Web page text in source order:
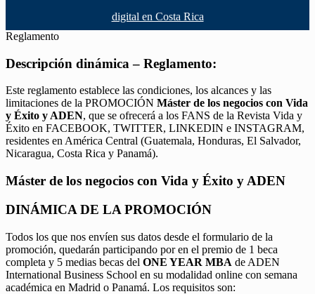
digital en Costa Rica
Reglamento
Descripción dinámica – Reglamento:
Este reglamento establece las condiciones, los alcances y las
limitaciones de la PROMOCIÓN Máster de los negocios con Vida
y Éxito y ADEN, que se ofrecerá a los FANS de la Revista Vida y
Éxito en FACEBOOK, TWITTER, LINKEDIN e INSTAGRAM,
residentes en América Central (Guatemala, Honduras, El Salvador,
Nicaragua, Costa Rica y Panamá).
Máster de los negocios con Vida y Éxito y ADEN
DINÁMICA DE LA PROMOCIÓN
Todos los que nos envíen sus datos desde el formulario de la
promoción, quedarán participando por en el premio de 1 beca
completa y 5 medias becas del ONE YEAR MBA de ADEN
International Business School en su modalidad online con semana
académica en Madrid o Panamá. Los requisitos son: